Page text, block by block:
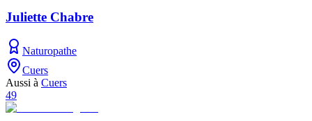
Juliette Chabre
Naturopathe
Cuers
Aussi à Cuers
49